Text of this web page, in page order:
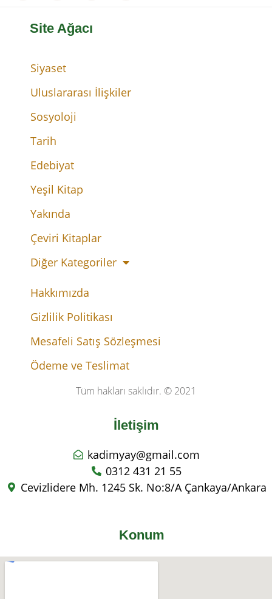
Site Ağacı
Siyaset
Uluslararası İlişkiler
Sosyoloji
Tarih
Edebiyat
Yeşil Kitap
Yakında
Çeviri Kitaplar
Diğer Kategoriler
Hakkımızda
Gizlilik Politikası
Mesafeli Satış Sözleşmesi
Ödeme ve Teslimat
Tüm hakları saklıdır. © 2021
İletişim
kadimyay@gmail.com
0312 431 21 55
Cevizlidere Mh. 1245 Sk. No:8/A Çankaya/Ankara
Konum